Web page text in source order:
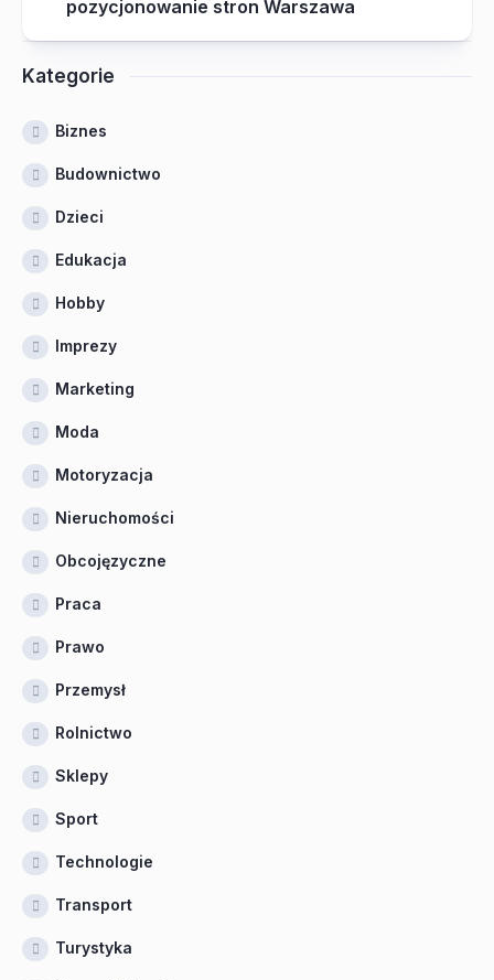
pozycjonowanie stron Warszawa
Kategorie
Biznes
Budownictwo
Dzieci
Edukacja
Hobby
Imprezy
Marketing
Moda
Motoryzacja
Nieruchomości
Obcojęzyczne
Praca
Prawo
Przemysł
Rolnictwo
Sklepy
Sport
Technologie
Transport
Turystyka